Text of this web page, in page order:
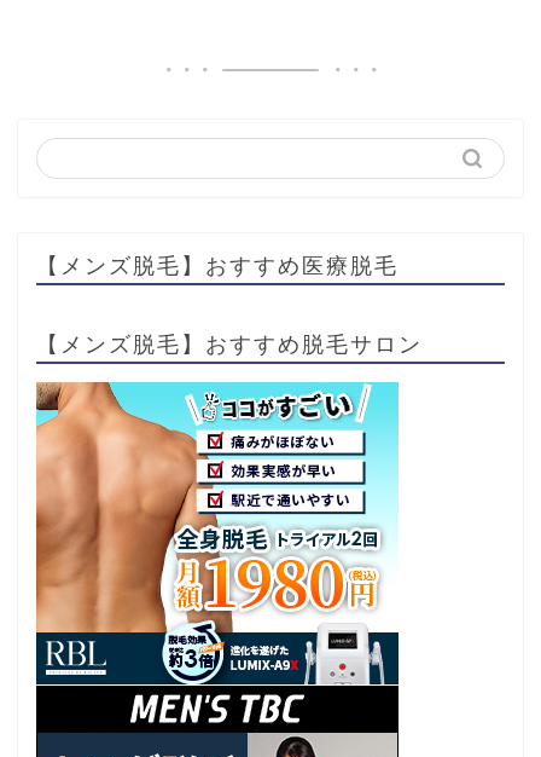
【メンズ脱毛】おすすめ医療脱毛
【メンズ脱毛】おすすめ脱毛サロン